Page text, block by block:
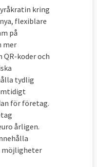
kring
flexiblare
på
mer
QR-koder och
tydlig
för företag.
årligen.
möjligheter